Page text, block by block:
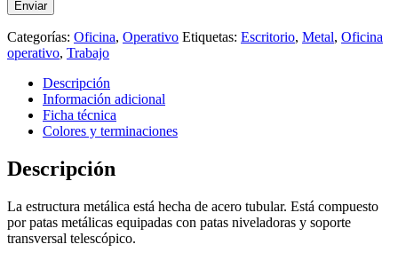
Categorías: Oficina, Operativo Etiquetas: Escritorio, Metal, Oficina
operativo, Trabajo
Descripción
Información adicional
Ficha técnica
Colores y terminaciones
Descripción
La estructura metálica está hecha de acero tubular. Está compuesto
por patas metálicas equipadas con patas niveladoras y soporte
transversal telescópico.